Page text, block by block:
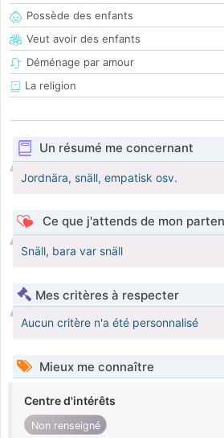
Possède des enfants
Veut avoir des enfants
Déménage par amour
La religion
Un résumé me concernant
Jordnära, snäll, empatisk osv.
Ce que j'attends de mon
Snäll, bara var snäll
Mes critères à respecter
Aucun critère n'a été personnalisé
Mieux me connaître
Centre d'intérêts
Non renseigné